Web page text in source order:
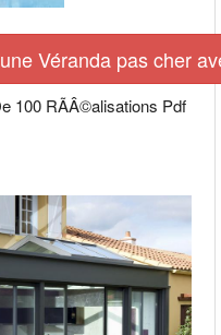
Véranda pas cher
100 RÃÂ©alisations Pdf